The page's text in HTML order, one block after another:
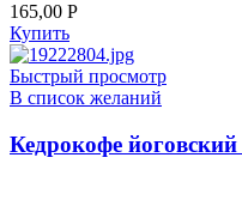
165,00 Р
Купить
Быстрый просмотр
В список желаний
Кедрокофе